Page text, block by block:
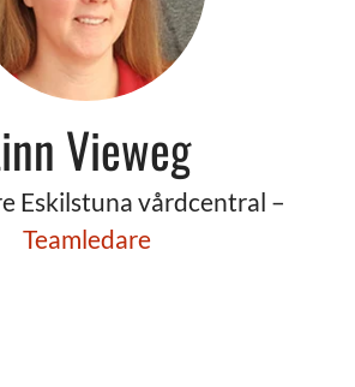
Vieweg
Eskilstuna vårdcentral –
Teamledare